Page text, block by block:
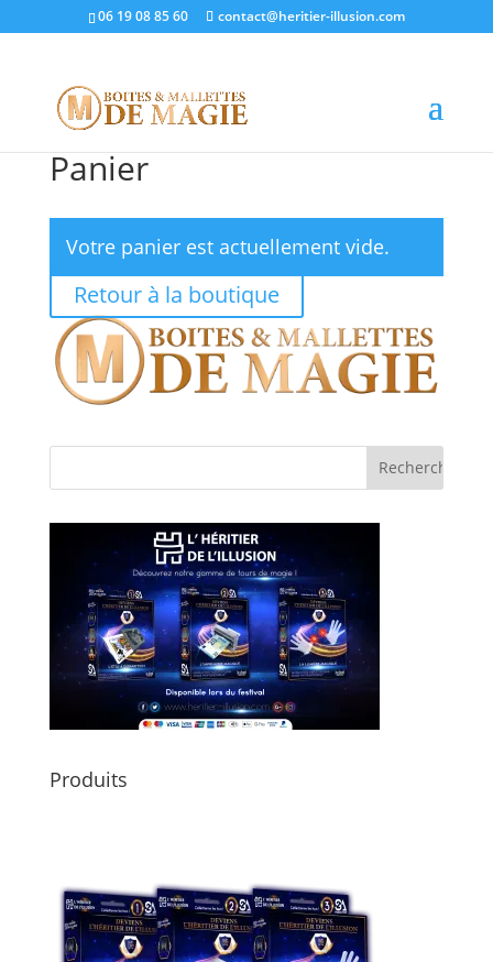
06 19 08 85 60 contact@heritier-illusion.com
Panier
Votre panier est actuellement vide.
Retour à la boutique
Produits